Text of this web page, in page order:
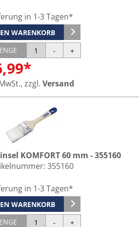
in 1-3 Tagen*
WARENKORB
zzgl. Versand
KOMFORT 60 mm - 355160
355160
in 1-3 Tagen*
WARENKORB